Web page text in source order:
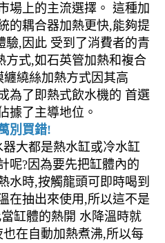
場上的主流選擇。 這種加
的耦合器加熱更快,能夠提
驗,因此 受到了消費者的青
方式,如石英管加熱和複合
繞絲加熱方式因其高
為了即熱式飲水機的 首選
據了主導地位。
別買錯!
大都是熱水缸或冷水缸
呢?因為要先把缸體內的
水時,按觸龍頭可即時喝到
在抽出來使用,所以這不是
缸體的熱開 水降溫時就
在自動加熱煮沸,所以每